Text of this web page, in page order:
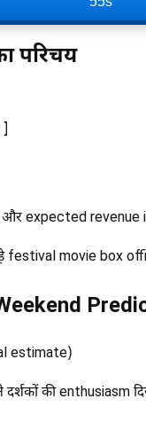
परिचय
और expected revenue
festival movie box
estimate)
की enthusiasm